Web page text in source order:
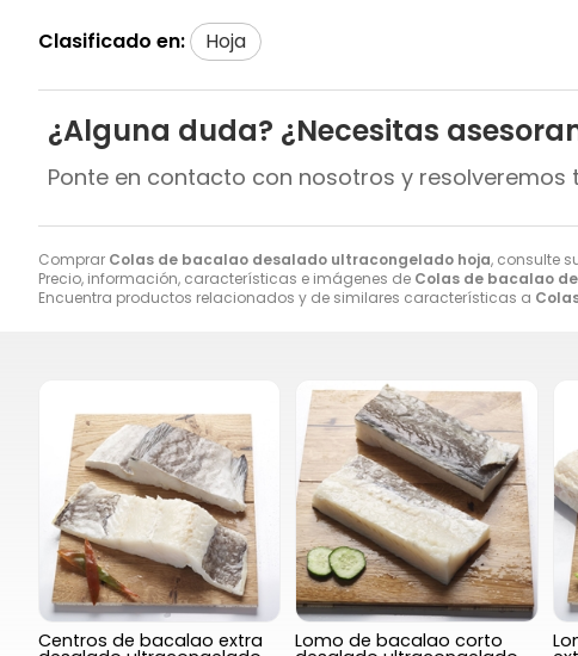
Comprar Colas de bacalao desalado ultracongelado hoja, consulte
Precio, información, características e imágenes de Colas de bacalao
Encuentra productos relacionados y de similares características a
Clasificado en: Hoja
¿Alguna duda? ¿Necesitas
Ponte en contacto con nosotros y resolveremos
Centros de bacalao extra Lomo de bacalao corto